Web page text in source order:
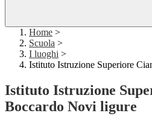
Home >
Scuola >
I luoghi >
Istituto Istruzione Superiore
Istituto Istruzione
Boccardo Novi ligure